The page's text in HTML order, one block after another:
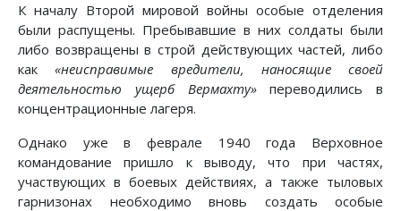
К началу Второй мировой войны особые отделения
были распущены. Пребывавшие в них солдаты были
либо возвращены в строй действующих частей, либо
как«неисправимые вредители, наносящие своей
деятельностью ущерб Вермахту»переводились в
концентрационные лагеря.
Однако уже в феврале 1940 года Верховное
командование пришло к выводу, что при частях,
участвующих в боевых действиях, а также тыловых
гарнизонах необходимо вновь создать особые